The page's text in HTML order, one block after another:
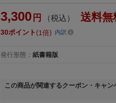
3,300 円 （税込） 送料無
30ポイント 1倍 内訳
発行形態 ： 紙書籍版
この商品が関連するクーポン・キャン